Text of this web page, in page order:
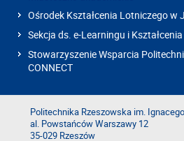
Ośrodek Kształcenia Lotniczego w
Sekcja ds. e-Learningu i
Stowarzyszenie Wsparcia
CONNECT
Politechnika Rzeszowska im.
al. Powstańców Warszawy 12
35-029 Rzeszów